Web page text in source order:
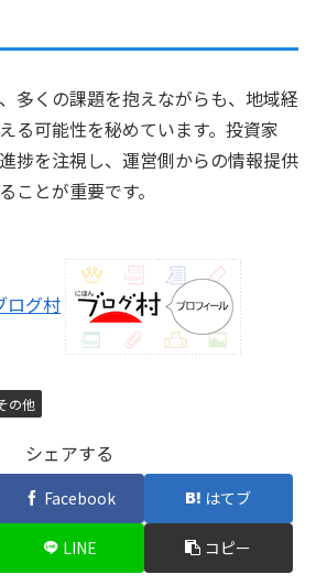
多くの課題を抱えながらも、地域経
る可能性を秘めています。投資家
捗を注視し、運営側からの情報提供
ことが重要です。
ログ村
の他
シェアする
Facebook はてブ
LINE コピー